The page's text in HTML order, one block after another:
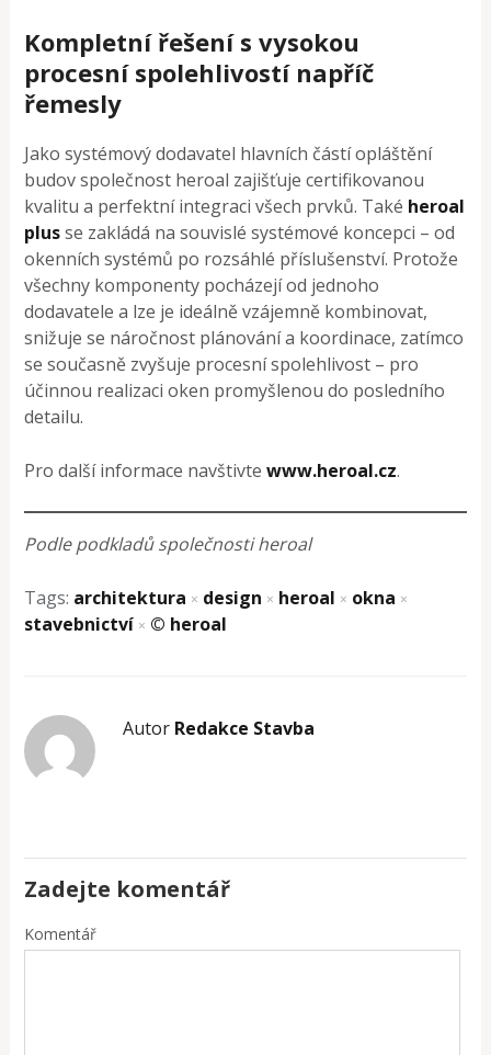
Kompletní řešení s vysokou
procesní spolehlivostí napříč
řemesly
Jako systémový dodavatel hlavních částí opláštění
budov společnost heroal zajišťuje certifikovanou
kvalitu a perfektní integraci všech prvků. Také heroal
plusse zakládá na souvislé systémové koncepci – od
okenních systémů po rozsáhlé příslušenství. Protože
všechny komponenty pocházejí od jednoho
dodavatele a lze je ideálně vzájemně kombinovat,
snižuje se náročnost plánování a koordinace, zatímco
se současně zvyšuje procesní spolehlivost – pro
účinnou realizaci oken promyšlenou do posledního
detailu.
Pro další informace navštivte www.heroal.cz.
Podle podkladů společnosti heroal
Tags: architektura × design × heroal × okna ×
stavebnictví × © heroal
Autor Redakce Stavba
Zadejte komentář
Komentář